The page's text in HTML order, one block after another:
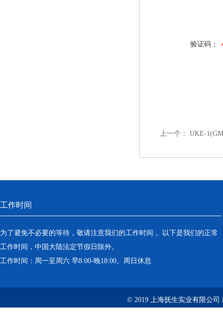
验证码：
上一个： UKE-
工作时间
为了避免不必要的等待，敬请注意我们的工作时间 。以下是我们的正常
工作时间，中国大陆法定节假日除外。
工作时间：周一至周六 早8:00-晚18:00。周日休息
© 2019 上海抚生实业有限公司